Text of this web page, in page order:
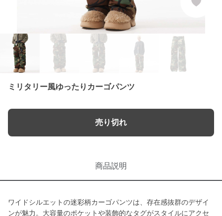
ミリタリー風ゆったりカーゴパンツ
売り切れ
商品説明
ワイドシルエットの迷彩柄カーゴパンツは、存在感抜群のデザイ
ンが魅力。大容量のポケットや装飾的なタグがスタイルにアクセ